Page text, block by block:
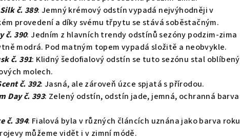
č. 389: Jemný krémový odstín vypadá nejvýhodněji v
provedení a díky svému třpytu se stává soběstačným.
č. 390: Jedním z hlavních trendy odstínů sezóny podzim-zima
modrá. Pod matným topem vypadá složitě a neobvykle.
č. 391: Klidný šedofialový odstín se tuto sezónu stal
molech.
č. 392: Jasná, ale zároveň úzce spjatá s přírodou.
Day č. 393: Zelený odstín, odstín jade, jemná, ochranná barva
č. 394: Fialová byla v různých článcích uznána jako barva roku
můžeme vidět i v zimní módě.